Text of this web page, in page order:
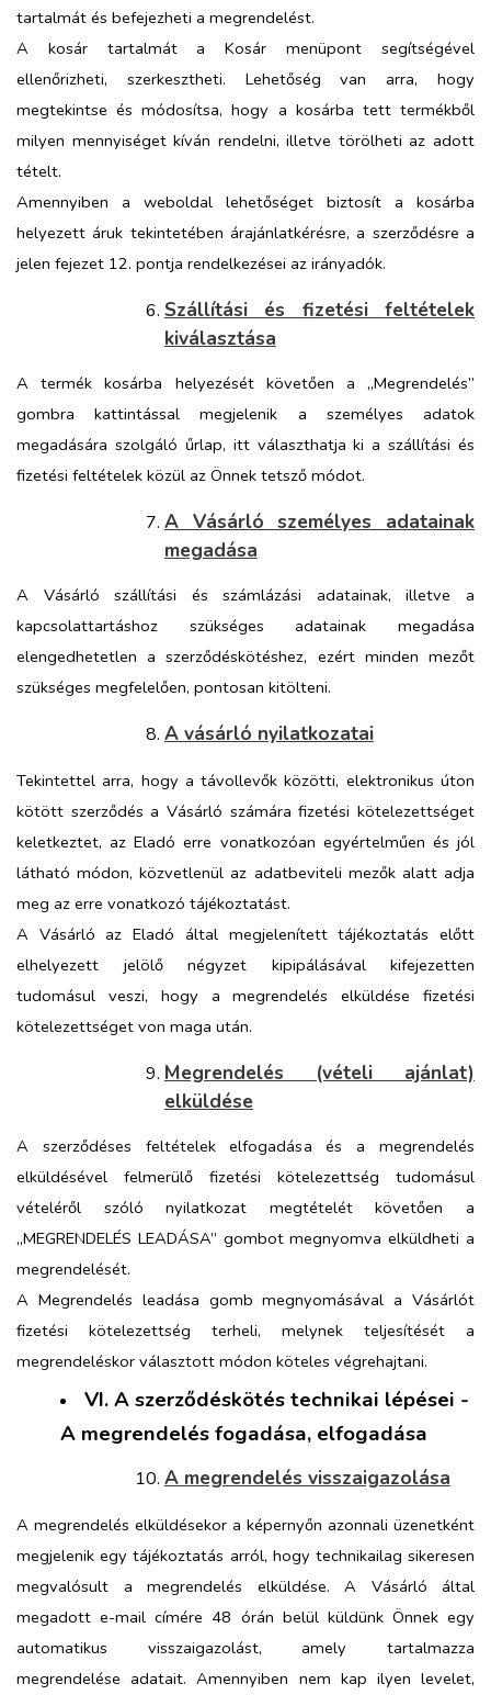
tartalmát és befejezheti a megrendelést.
A kosár tartalmát a Kosár menüpont segítségével
ellenőrizheti, szerkesztheti. Lehetőség van arra, hogy
megtekintse és módosítsa, hogy a kosárba tett termékből
milyen mennyiséget kíván rendelni, illetve törölheti az adott
tételt.
Amennyiben a weboldal lehetőséget biztosít a kosárba
helyezett áruk tekintetében árajánlatkérésre, a szerződésre a
jelen fejezet 12. pontja rendelkezései az irányadók.
Szállítási és fizetési feltételek
kiválasztása
A termék kosárba helyezését követően a „Megrendelés”
gombra kattintással megjelenik a személyes adatok
megadására szolgáló űrlap, itt választhatja ki a szállítási és
fizetési feltételek közül az Önnek tetsző módot.
A Vásárló személyes adatainak
megadása
A Vásárló szállítási és számlázási adatainak, illetve a
kapcsolattartáshoz szükséges adatainak megadása
elengedhetetlen a szerződéskötéshez, ezért minden mezőt
szükséges megfelelően, pontosan kitölteni.
A vásárló nyilatkozatai
Tekintettel arra, hogy a távollevők közötti, elektronikus úton
kötött szerződés a Vásárló számára fizetési kötelezettséget
keletkeztet, az Eladó erre vonatkozóan egyértelműen és jól
látható módon, közvetlenül az adatbeviteli mezők alatt adja
meg az erre vonatkozó tájékoztatást.
A Vásárló az Eladó által megjelenített tájékoztatás előtt
elhelyezett jelölő négyzet kipipálásával kifejezetten
tudomásul veszi, hogy a megrendelés elküldése fizetési
kötelezettséget von maga után.
Megrendelés (vételi ajánlat)
elküldése
A szerződéses feltételek elfogadása és a megrendelés
elküldésével felmerülő fizetési kötelezettség tudomásul
vételéről szóló nyilatkozat megtételét követően a
„MEGRENDELÉS LEADÁSA” gombot megnyomva elküldheti a
megrendelését.
A Megrendelés leadása gomb megnyomásával a Vásárlót
fizetési kötelezettség terheli, melynek teljesítését a
megrendeléskor választott módon köteles végrehajtani.
VI. A szerződéskötés technikai lépései -
A megrendelés fogadása, elfogadása
A megrendelés visszaigazolása
A megrendelés elküldésekor a képernyőn azonnali üzenetként
megjelenik egy tájékoztatás arról, hogy technikailag sikeresen
megvalósult a megrendelés elküldése. A Vásárló által
megadott e-mail címére 48 órán belül küldünk Önnek egy
automatikus visszaigazolást, amely tartalmazza
megrendelése adatait. Amennyiben nem kap ilyen levelet,